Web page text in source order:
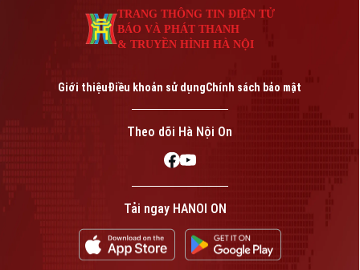
phép số: Số 63/GP-TTDT, cấp ngày 10/05/2023
TRANG THÔNG TIN ĐIỆN TỬ
CỦA CƠ QUAN BÁO VÀ PHÁT THANH TRUYỀN HÌNH HÀ NỘI
Số 3-5 Huỳnh Thúc Kháng-Phường Láng-Hà Nội
TRANG THÔNG TIN ĐIỆN TỬ
BÁO VÀ PHÁT THANH
& TRUYỀN HÌNH HÀ NỘI
Giới thiệuĐiều khoản sử dụngChính sách bảo mật
Theo dõi Hà Nội On
Tải ngay HANOI ON